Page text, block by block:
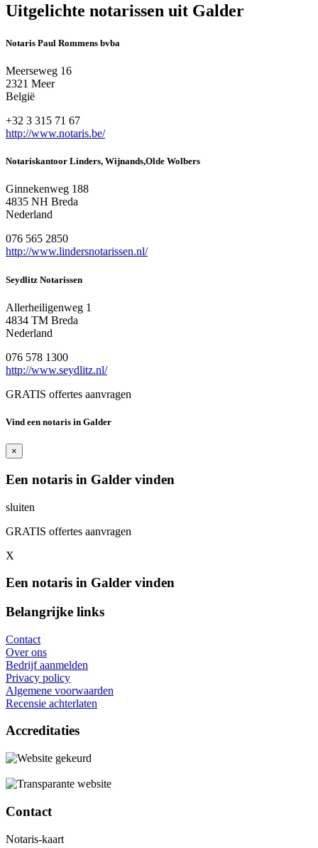
Uitgelichte notarissen uit Galder
Notaris Paul Rommens bvba
Meerseweg 16
2321 Meer
België
+32 3 315 71 67
http://www.notaris.be/
Notariskantoor Linders, Wijnands,Olde Wolbers
Ginnekenweg 188
4835 NH Breda
Nederland
076 565 2850
http://www.lindersnotarissen.nl/
Seydlitz Notarissen
Allerheiligenweg 1
4834 TM Breda
Nederland
076 578 1300
http://www.seydlitz.nl/
GRATIS offertes aanvragen
Vind een notaris in Galder
×
Een notaris in Galder vinden
sluiten
GRATIS offertes aanvragen
X
Een notaris in Galder vinden
Belangrijke links
Contact
Over ons
Bedrijf aanmelden
Privacy policy
Algemene voorwaarden
Recensie achterlaten
Accreditaties
Contact
Notaris-kaart